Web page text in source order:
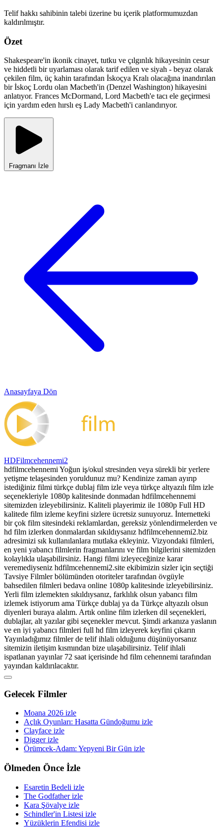
Telif hakkı sahibinin talebi üzerine bu içerik platformumuzdan
kaldırılmıştır.
Özet
Shakespeare'in ikonik cinayet, tutku ve çılgınlık hikayesinin cesur
ve hiddetli bir uyarlaması olarak tarif edilen ve siyah - beyaz olarak
çekilen film, üç kahin tarafından İskoçya Kralı olacağına inandırılan
bir İskoç Lordu olan Macbeth'in (Denzel Washington) hikayesini
anlatıyor. Frances McDormand, Lord Macbeth'e tacı ele geçirmesi
için yardım eden hırslı eş Lady Macbeth'i canlandırıyor.
Fragmanı İzle
Anasayfaya Dön
HDFilmcehennemi2
hdfilmcehennemi Yoğun iş/okul stresinden veya sürekli bir yerlere
yetişme telaşesinden yoruldunuz mu? Kendinize zaman ayırıp
istediğiniz filmi türkçe dublaj film izle veya türkçe altyazılı film izle
seçenekleriyle 1080p kalitesinde donmadan hdfilmcehennemi
sitemizden izleyebilirsiniz. Kaliteli playerimiz ile 1080p Full HD
kalitede film izleme keyfini sizlere ücretsiz sunuyoruz. İnternetteki
bir çok film sitesindeki reklamlardan, gereksiz yönlendirmelerden ve
hd film izlerken donmalardan sıkıldıysanız hdfilmcehennemi2.biz
adresimizi sık kullanılanlara mutlaka ekleyiniz. Vizyondaki filmleri,
en yeni yabancı filmlerin fragmanlarını ve film bilgilerini sitemizden
kolaylıkla ulaşabilirsiniz. Hangi filmi izleyeceğinize karar
veremediyseniz hdfilmcehennemi2.site ekibimizin sizler için seçtiği
Tavsiye Filmler bölümünden otoriteler tarafından övgüyle
bahsedilen filmleri bedava online 1080p kalitesinde izleyebilirsiniz.
Yerli film izlemekten sıkıldıysanız, farklılık olsun yabancı film
izlemek istiyorum ama Türkçe dublaj ya da Türkçe altyazılı olsun
diyenleri buraya alalım. Artık online film izlerken dil seçenekleri,
dublajlar, alt yazılar gibi seçenekler mevcut. Şimdi arkanıza yaslanın
ve en iyi yabancı filmleri full hd film izleyerek keyfini çıkarın
Yayınladığımız filmler de telif ihlali olduğunu düşünüyorsanız
sitemizin iletişim kısmından bize ulaşabilirsiniz. Telif ihlali
ispatlanan yayınlar 72 saat içerisinde hd film cehennemi tarafından
yayından kaldırılacaktır.
Gelecek Filmler
Moana 2026 izle
Açlık Oyunları: Hasatta Gündoğumu izle
Clayface izle
Digger izle
Örümcek-Adam: Yepyeni Bir Gün izle
Ölmeden Önce İzle
Esaretin Bedeli izle
The Godfather izle
Kara Şövalye izle
Schindler'in Listesi izle
Yüzüklerin Efendisi izle